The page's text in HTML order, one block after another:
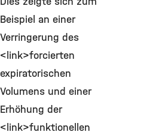
Beispiel an einer
Verringerung des
<link>forcierten
expiratorischen
Volumens und einer
Erhöhung der
<link>funktionellen